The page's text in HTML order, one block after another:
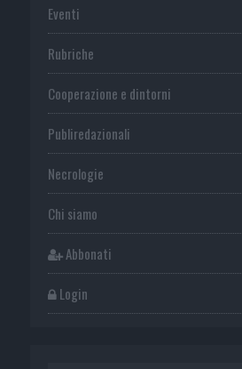
Eventi
Rubriche
Cooperazione e dintorni
Publiredazionali
Necrologie
Chi siamo
Abbonati
Login